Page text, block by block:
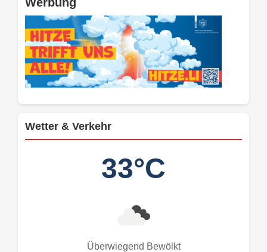
Wetter & Verkehr
33°C
Überwiegend Bewölkt